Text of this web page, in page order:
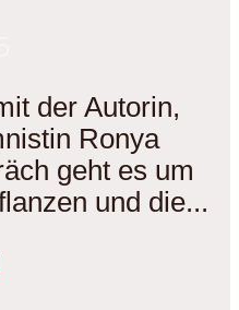
der Autorin,
Ronya
geht es um
und die...